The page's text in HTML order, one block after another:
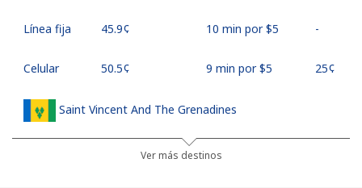
Línea fija ⁦45.9¢⁩ 10 min por ⁦$5⁩ -
Celular ⁦50.5¢⁩ 9 min por ⁦$5⁩ ⁦25¢⁩
Saint Vincent And The Grenadines
12 min por ⁦$5⁩
Ver más destinos